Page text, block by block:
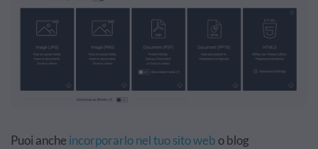
Puoi anche incorporarlo nel tuo sito web o blog